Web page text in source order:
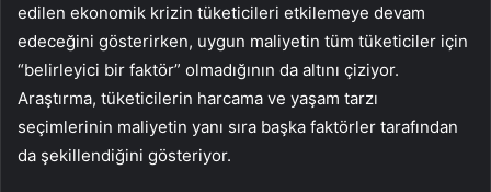
edilen ekonomik krizin tüketicileri etkilemeye devam
edeceğini gösterirken, uygun maliyetin tüm tüketiciler için
“belirleyici bir faktör” olmadığının da altını çiziyor.
Araştırma, tüketicilerin harcama ve yaşam tarzı
seçimlerinin maliyetin yanı sıra başka faktörler tarafından
da şekillendiğini gösteriyor.